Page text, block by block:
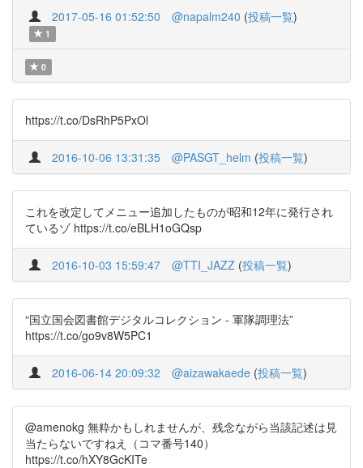
2017-05-16 01:52:50 @napalm240 (投稿一覧)
1
0
https://t.co/DsRhP5PxOl
2016-10-06 13:31:35 @PASGT_helm (投稿一覧)
これを改定してメニュー追加したものが昭和12年に発行され
ているゾ https://t.co/eBLH1oGQsp
2016-10-03 15:59:47 @TTI_JAZZ (投稿一覧)
“国立国会図書館デジタルコレクション - 軍隊調理法”
https://t.co/go9v8W5PC1
2016-06-14 20:09:32 @aizawakaede (投稿一覧)
@amenokg 無粋かもしれませんが、残念ながら当該記述は見
当たらないですねえ（コマ番号140）
https://t.co/hXY8GcKITe